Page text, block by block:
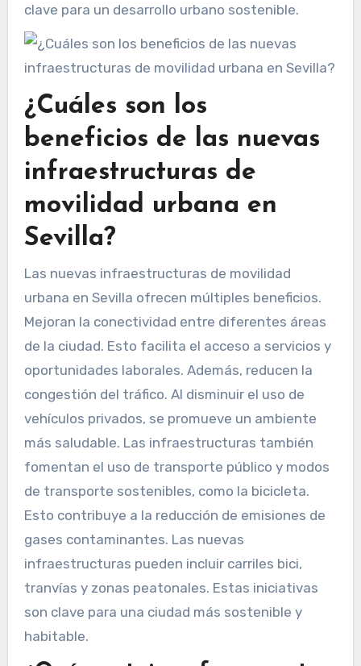
clave para un desarrollo urbano sostenible.
¿Cuáles son los
beneficios de las nuevas
infraestructuras de
movilidad urbana en
Sevilla?
Las nuevas infraestructuras de movilidad
urbana en Sevilla ofrecen múltiples beneficios.
Mejoran la conectividad entre diferentes áreas
de la ciudad. Esto facilita el acceso a servicios y
oportunidades laborales. Además, reducen la
congestión del tráfico. Al disminuir el uso de
vehículos privados, se promueve un ambiente
más saludable. Las infraestructuras también
fomentan el uso de transporte público y modos
de transporte sostenibles, como la bicicleta.
Esto contribuye a la reducción de emisiones de
gases contaminantes. Las nuevas
infraestructuras pueden incluir carriles bici,
tranvías y zonas peatonales. Estas iniciativas
son clave para una ciudad más sostenible y
habitable.